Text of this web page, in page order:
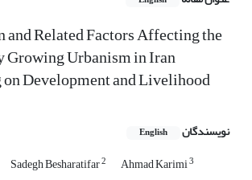
and Related Factors Affecting the
Growing Urbanism in Iran
Development and Livelihood
نویسندگان English
Sadegh Besharatifar2 Ahmad Karimi3